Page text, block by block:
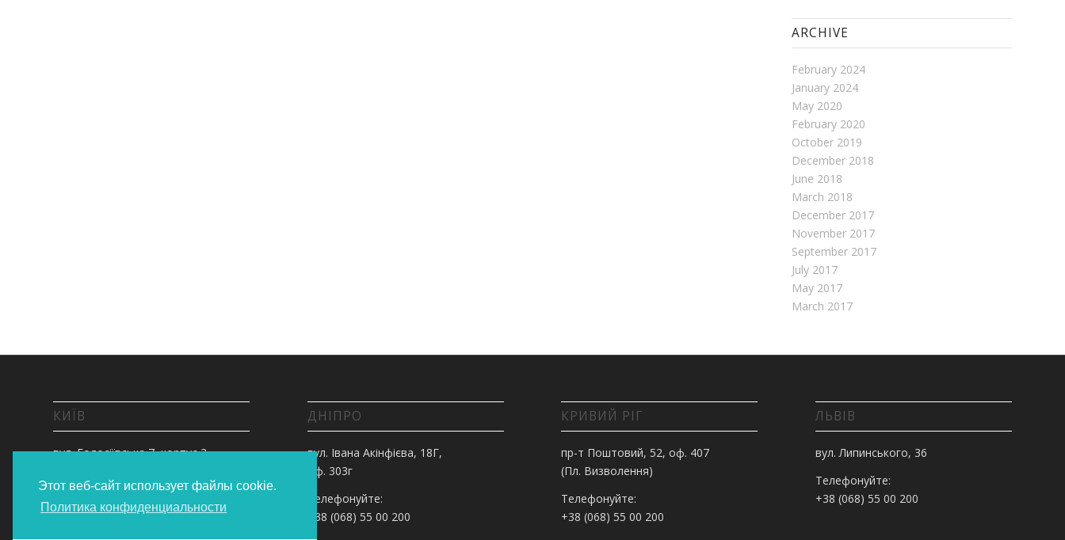
ARCHIVE
February 2024
January 2024
May 2020
February 2020
October 2019
December 2018
June 2018
March 2018
December 2017
November 2017
September 2017
July 2017
May 2017
March 2017
КИЇВ
вул. Голосіївська 7, корпус 3,
Телефонуйте:
+38 (068) 55 00 200
ДНІПРО
вул. Івана Акінфієва, 18Г,
оф. 303г
Телефонуйте:
+38 (068) 55 00 200
КРИВИЙ РІГ
пр-т Поштовий, 52, оф. 407
(Пл. Визволення)
Телефонуйте:
+38 (068) 55 00 200
ЛЬВІВ
вул. Липинського, 36
Телефонуйте:
+38 (068) 55 00 200
Этот веб-сайт использует файлы cookie.
Политика конфиденциальности